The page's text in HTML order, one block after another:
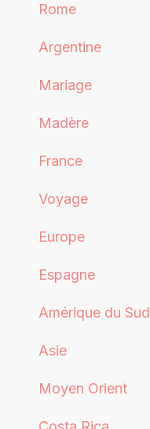
Rome
Argentine
Mariage
Madère
France
Voyage
Europe
Espagne
Amérique du Sud
Asie
Moyen Orient